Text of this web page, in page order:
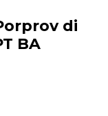
di
BA